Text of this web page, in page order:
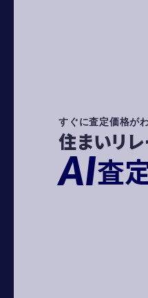
すぐに査定価格が
住まいリ
AI査